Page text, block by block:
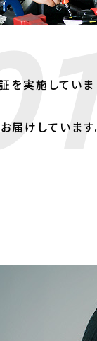
を実施していま
けしています